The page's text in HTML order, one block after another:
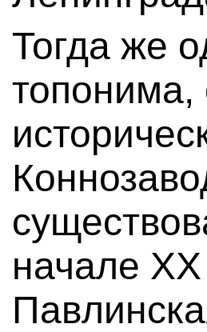
Тогда же
начале